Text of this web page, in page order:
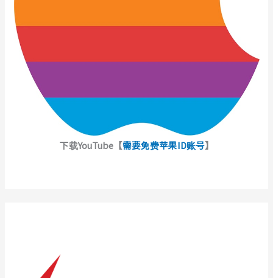
下载YouTube【需要免费苹果ID账号】